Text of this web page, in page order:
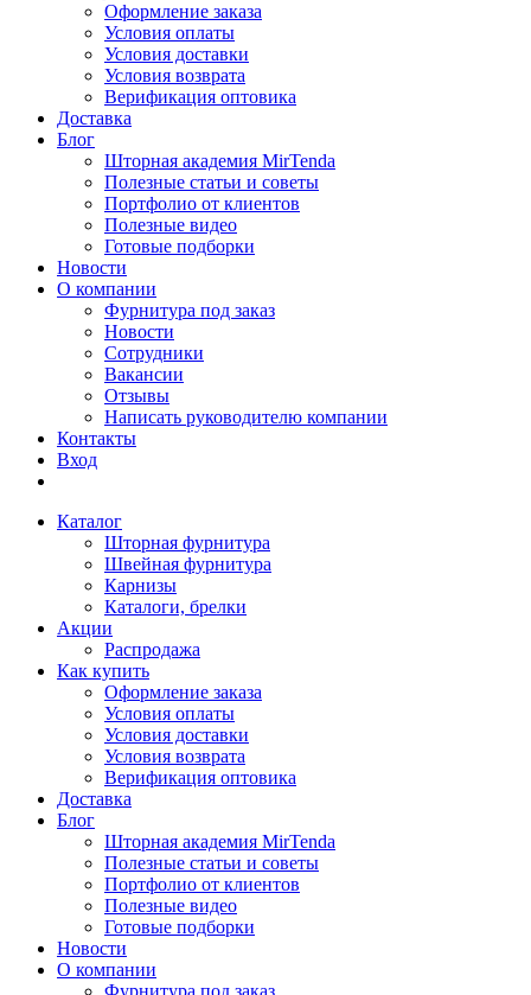
Оформление заказа
Условия оплаты
Условия доставки
Условия возврата
Верификация оптовика
Доставка
Блог
Шторная академия MirTenda
Полезные статьи и советы
Портфолио от клиентов
Полезные видео
Готовые подборки
Новости
О компании
Фурнитура под заказ
Новости
Сотрудники
Вакансии
Отзывы
Написать руководителю компании
Контакты
Вход
Каталог
Шторная фурнитура
Швейная фурнитура
Карнизы
Каталоги, брелки
Акции
Распродажа
Как купить
Оформление заказа
Условия оплаты
Условия доставки
Условия возврата
Верификация оптовика
Доставка
Блог
Шторная академия MirTenda
Полезные статьи и советы
Портфолио от клиентов
Полезные видео
Готовые подборки
Новости
О компании
Фурнитура под заказ